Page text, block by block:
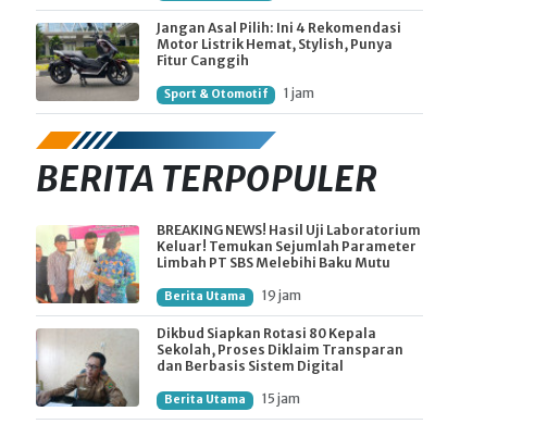
Jangan Asal Pilih: Ini 4 Rekomendasi
Motor Listrik Hemat, Stylish, Punya
Fitur Canggih
Sport & Otomotif 1 jam
BERITA TERPOPULER
BREAKING NEWS! Hasil Uji Laboratorium
Keluar! Temukan Sejumlah Parameter
Limbah PT SBS Melebihi Baku Mutu
Berita Utama 19 jam
Dikbud Siapkan Rotasi 80 Kepala
Sekolah, Proses Diklaim Transparan
dan Berbasis Sistem Digital
Berita Utama 15 jam